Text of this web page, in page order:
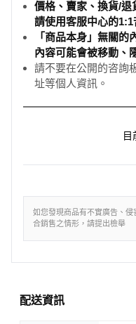
價格、賣家、換貨/退
請使用客服中心的1:1
「商品本身」無關
內容可能會被移動、
請不要在公開的咨詢
址等個人資訊。
目
如您發現商品有不實廣告、
合銷售之情形，請提出檢舉
配送資訊